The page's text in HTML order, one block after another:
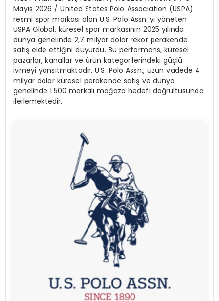
Mayıs 2026 /United States Polo Association (USPA)
resmi spor markasıolan U.S. Polo Assn.’yi yöneten
USPA Global, küresel spor markasının 2025 yılında
dünya genelinde 2,7 milyar dolar rekor perakende
satış elde ettiğini duyurdu. Bu performans, küresel
pazarlar, kanallar ve ürün kategorilerindeki güçlü
ivmeyi yansıtmaktadır. U.S. Polo Assn., uzun vadede 4
milyar dolar küresel perakende satış ve dünya
genelinde 1.500 markalımağaza hedefi doğrultusunda
ilerlemektedir.